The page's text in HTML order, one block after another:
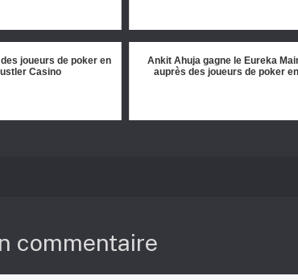
joueurs de poker en
Casino
Ankit Ahuja gagne le Eureka
auprès des joueurs de poker
commentaire